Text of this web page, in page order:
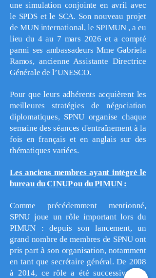
une simulation conjointe en avril avec
le SPDS et le SCA. Son nouveau projet
de MUN international, le SPIMUN , a eu
lieu du 4 au 7 mars 2026 et a compté
parmi ses ambassadeurs Mme Gabriela
Ramos, ancienne Assistante Directrice
Générale de l’UNESCO.
Pour que leurs adhérents acquièrent les
meilleures stratégies de négociation
diplomatiques, SPNU organise chaque
semaine des séances d'entraînement à la
fois en français et en anglais sur des
thématiques variées.
Les anciens membres ayant intégré le
bureau du CINUP ou du PIMUN :
Comme précédemment mentionné,
SPNU joue un rôle important lors du
PIMUN : depuis son lancement, un
grand nombre de membres de SPNU ont
pris part à son organisation, notamment
en tant que secrétaire général. De 2008
à 2014, ce rôle a été successivement